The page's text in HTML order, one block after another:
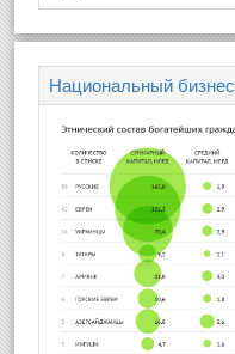
Национальный бизнес